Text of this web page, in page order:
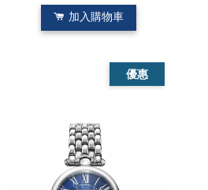
加入購物車
優惠